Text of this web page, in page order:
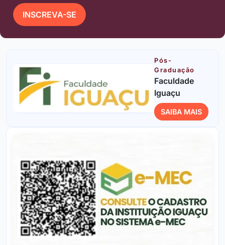
INSCREVA-SE
Pós-
Graduação
Faculdade
Iguaçu
SAIBA MAIS